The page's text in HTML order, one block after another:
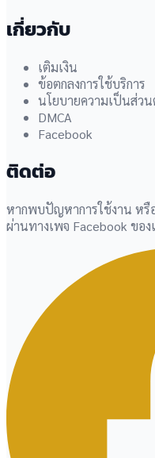
เกี่ยวกับ
เติมเงิน
ข้อตกลงการใช้บริการ
นโยบายความเป็นส่วน
DMCA
Facebook
ติดต่อ
หากพบปัญหาการใช้งาน หรื
ผ่านทางเพจ Facebook ของ